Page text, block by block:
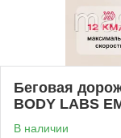
Беговая
BODY LABS
В наличии